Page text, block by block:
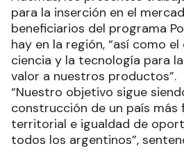
para la inserción en el
beneficiarios del programa
hay en la región, “así como
ciencia y la tecnología para
valor a nuestros productos”.
“Nuestro objetivo sigue
construcción de un país más
territorial e igualdad de
todos los argentinos”,